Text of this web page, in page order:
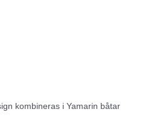
kombineras i Yamarin båtar